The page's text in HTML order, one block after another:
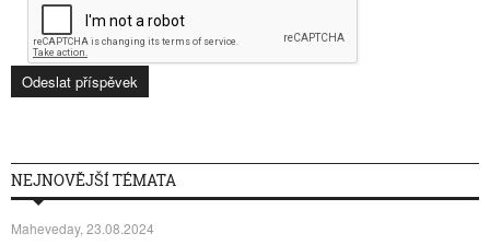
NEJNOVĚJŠÍ TÉMATA
Maheveday, 23.08.2024